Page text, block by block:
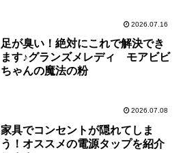
2026.07.16
足が臭い！絶対にこれで解決でき
ます♪グランズメレディ モアビビ
ちゃんの魔法の粉
2026.07.08
家具でコンセントが隠れてしま
う！オススメの電源タップを紹介